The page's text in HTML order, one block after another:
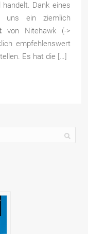
Dank eines
uns ein ziemlich
von Nitehawk (->
empfehlenswert
Es hat die […]